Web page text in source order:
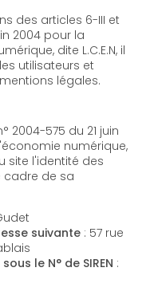
des articles 6-III et
2004 pour la
dite L.C.E.N, il
utilisateurs et
mentions légales.
2004-575 du 21 juin
numérique,
site l'identité des
cadre de sa
suivante : 57 rue
le N° de SIREN :